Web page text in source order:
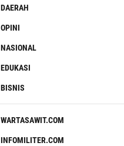
DAERAH
OPINI
NASIONAL
EDUKASI
BISNIS
WARTASAWIT.COM
INFOMILITER.COM